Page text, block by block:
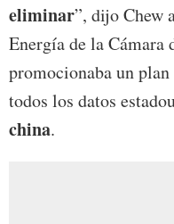
eliminar”, dijo Chew
Energía de la Cámara
promocionaba un plan
todos los datos
china.